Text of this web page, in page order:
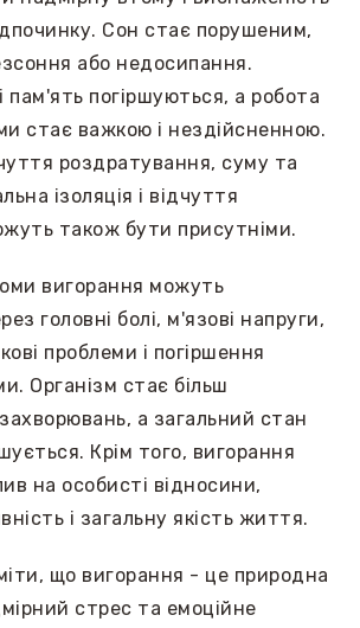
Сон стає порушеним,
або недосипання.
пам'ять погіршуються, а робота
стає важкою і нездійсненною.
роздратування, суму та
ізоляція і відчуття
також бути присутніми.
вигорання можуть
головні болі, м'язові напруги,
проблеми і погіршення
Організм стає більш
а загальний стан
Крім того, вигорання
на особисті відносини,
і загальну якість життя.
що вигорання - це природна
стрес та емоційне